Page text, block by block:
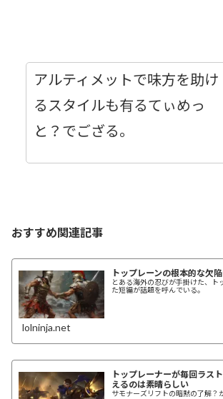
アルティメットで味方を助け
るスタイルも有るてぃめっ
と？でござる。
おすすめ関連記事
トップレーンの根本的な欠
とある海外の忍びが手掛けた、ト
た短編が話題を呼んでいる。
lolninja.net
トップレーナーが毎回ラス
えるのは素晴らしい
サモナーズリフトの暗黙の了解？